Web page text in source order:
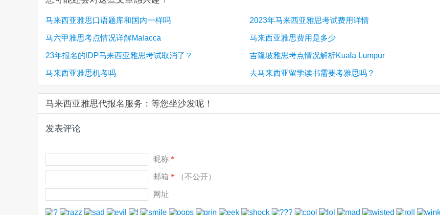
马来西亚雅思口语题库和国内一样吗 2023年马来西亚雅思考试费用详情
马六甲雅思考点情况详解Malacca 马来西亚雅思费用是多少
23年报名的IDP马来西亚雅思考试取消了？ 吉隆坡雅思考点情况解析Kuala Lumpur
马来西亚雅思机考吗 去马来西亚留学读书需要考雅思吗？
马来西亚雅思代报名服务：等您坐沙发呢！
发表评论
昵称 *
邮箱 * （不公开）
网址